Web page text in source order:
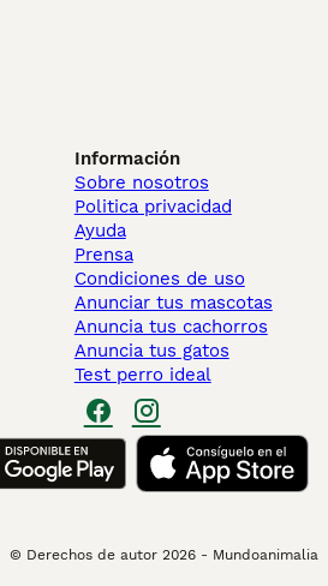
Información
Sobre nosotros
Politica privacidad
Ayuda
Prensa
Condiciones de uso
Anunciar tus mascotas
Anuncia tus cachorros
Anuncia tus gatos
Test perro ideal
© Derechos de autor 2026 - Mundoanimalia